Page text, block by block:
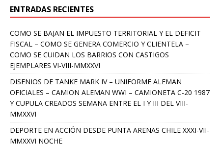
ENTRADAS RECIENTES
COMO SE BAJAN EL IMPUESTO TERRITORIAL Y EL DEFICIT
FISCAL – COMO SE GENERA COMERCIO Y CLIENTELA –
COMO SE CUIDAN LOS BARRIOS CON CASTIGOS
EJEMPLARES VI-VIII-MMXXVI
DISENIOS DE TANKE MARK IV – UNIFORME ALEMAN
OFICIALES – CAMION ALEMAN WWI – CAMIONETA C-20 1987
Y CUPULA CREADOS SEMANA ENTRE EL I Y III DEL VIII-
MMXXVI
DEPORTE EN ACCIÓN DESDE PUNTA ARENAS CHILE XXXI-VII-
MMXXVI NOCHE